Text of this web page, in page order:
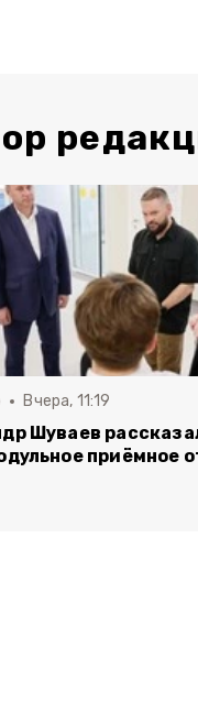
Вчера, 11:19
Шуваев
приёмное